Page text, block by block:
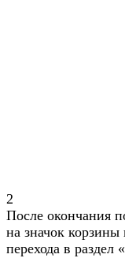
2
После окончания
на значок корзины
перехода в раздел